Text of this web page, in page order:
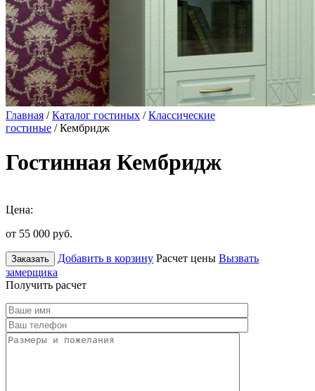
Главная /Каталог гостиных /Классические
гостиные / Кембридж
Гостинная Кембридж
Цена:
от 55 000 руб.
Заказать Добавить в корзину Расчет цены Вызвать
замерщика
Получить расчет